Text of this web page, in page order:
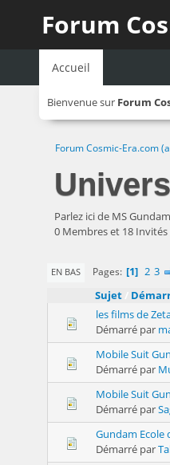
Forum
Accueil
Bienvenue sur Forum
Forum Cosmic-Era.com
Parlez ici de MS
0 Membres et 18
EN BAS Pages 1 2 3
Sujet
les films de
Démarré par
Mobile Suit
Démarré par
Mobile Suit
Démarré par
Gundam Ecole
Démarré par